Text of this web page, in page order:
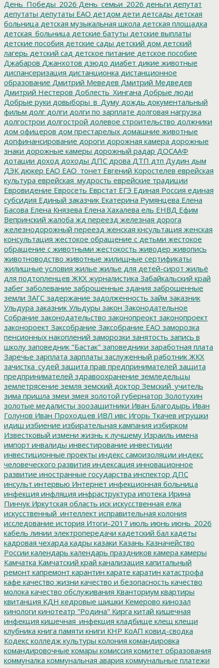
День_Победы_2026 День_семьи_2026 деньги депутат
депутаты депутаты ЕАО детдом дети детсады детская
больница детская музыкальная школа детская площадка
детская_больница детские батуты детские выплаты
детские пособия детские сады детский дом детский
лагерь детский сад детское питание детское пособие
Джабаров Джанхотов дзюдо диабет дикие животные
диспансеризация дистанционка дистанционное
образование Дмитрий Меведев Дмитрий Медведев
Дмитрий Нестеров Доблесть_Хингана Добрые люди
Добрые руки довыборы_в_Думу дождь документальный
фильм долг долги долги по зарплате долговая нагрузка
долгострои долгострой долевое строительство должники
дом офицеров дом престарелых домашние животные
допфинансирование дороги дорожная камера дорожные
знаки дорожные камеры дорожный радар ДОСААФ
дотации доход доходы ДПС дрова ДТП дтп Дудин дым
ДЭК дюкер ЕАО ЕАО_тонет Евгений Коростелев еврейская
культура еврейская_мудрость еврейские традиции
Евровидение Евросеть Еврстат ЕГЭ Единая Россия единая
субсидия Единый заказчик Екатерина Румянцева Елена
Басова Елена Князева Елена Хахалева ель ЕНВД Ефим
Вепринский жалоба жд переезд железная дорога
железнодорожный переезд женская кнсультация женская
консультация жестокое обращение с детьми жестокое
обращение с животными жестокость живодер живопись
животноводство животные жилищные сертификаты
жилищные условия жилье жилье для детей-сирот жильё
для подтопленцев ЖКХ журналистика Забайкальский край
забег заболевание заброшенные здания заброшенные
земли ЗАГС задержание задолженность займ заказник
Ульдура заказник Ульдуры закон Законодательное
Собрание законодательство законопреокт законопроект
законороект Заксобрание Заксобрание ЕАО заморозка
пенсионных накоплений заморозки занятость запись в
школу заповедник "Бастак" заповедники заработная плата
Заречье зарплата зарплаты заслуженный работник ЖКХ
зачистка_судей защита прав предпринимателей защита
предпринимателей здравоохранение земледельцы
землетрясение земля земский доктор Земский_учитель
зима пришла змеи змея золотой губернатор Золотухин
золотые медалисты зоозащитники Иван Благодырь Иван
Голунов Иван Проходцев ИВЛ ивс Игорь Ткачев игрушки
идиш избиение избирательная кампания избирком
Известковый измени жизнь к лучшему Израиль имена
импорт инвалиды инвестирование инвестиции
инвестиционные проекты индекс самоизоляции индекс
человеческого развития индексация инновационное
развитие иностранные государства инспектор ДПС
инсульт интервью Интернет инфекционная больница
инфекция инфляция инфраструктура ипотека Ирина
Пинчук Иркутская область иск искусственная елка
искусственный_интеллект исправительная колония
исследование история Итоги-2017 июль июнь июнь_2026
кабель линии электропередачи кадетский бал кадеты
кадровая чехарда кадры казаки Казань Казначейство
России календарь календарь праздников камера камеры
Камчатка Камчатский край канализация капитальный
ремонт капремонт карантин карате каратин катастрофа
кафе качество жизни качество и безопасность качество
молока качество обслуживания Кванториум квартиры
квитанция КДН кедровые шишки Кемерово кинозал
кинологи кинотеатр "Родина" Кирга китай кишечная
инфекция кишечная_инфекция кладбище клещ клещи
клубника книга памяти книги КНР КоАП ковид-сводка
Кодекс колледж культуры колония командировка
командировочные комары комиссия комитет образования
коммуналка коммунальная авария коммунальные платежи